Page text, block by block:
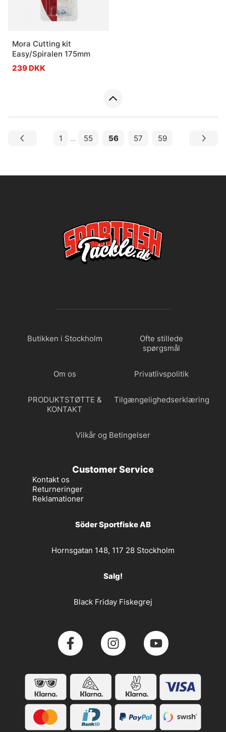
Mora Cutting kit
Easy/Spiralen 175mm
239 DKK
1 ... 55 56 57 59
Butikken i Stockholm
Ofte stillede
spørgsmål
Om os Privatlivspolitik
PRODUKTSTØTTE &
KONTAKT
Tilgængelighedserklæring
Vilkår og Betingelser
Customer Service
Kontakt os
Returneringer
Reklamationer
Söder Sportfiske AB
Hornsgatan 148, 117 28 Stockholm
Salg!
Black Friday Fiskegrej